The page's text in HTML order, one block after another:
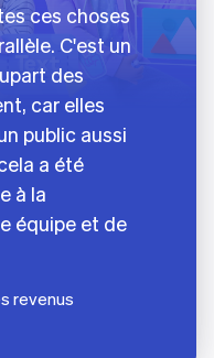
ces choses
C'est un
des
car elles
public aussi
a été
à la
équipe et de
revenus